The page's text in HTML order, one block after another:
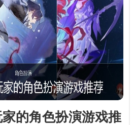
的角色扮演游戏推